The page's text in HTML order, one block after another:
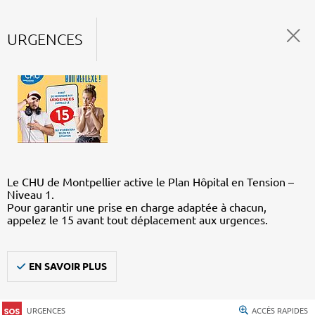
URGENCES
Le CHU de Montpellier active le Plan Hôpital en Tension –
Niveau 1.
Pour garantir une prise en charge adaptée à chacun,
appelez le 15 avant tout déplacement aux urgences.
EN SAVOIR PLUS
URGENCES ACCÈS RAPIDES